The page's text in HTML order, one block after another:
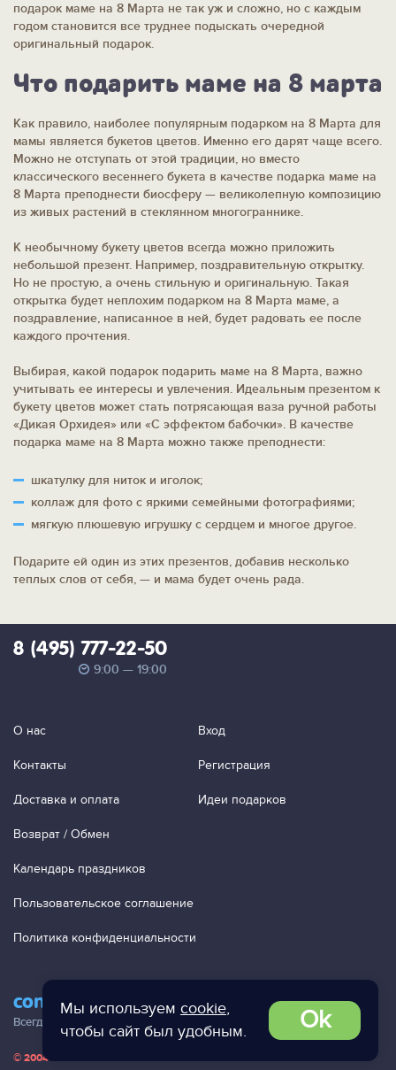
Мы используем cookie,
чтобы сайт был удобным.
Ok
подарок маме на 8 Марта не так уж и сложно, но с каждым
годом становится все труднее подыскать очередной
оригинальный подарок.
Что подарить маме на 8 марта
Как правило, наиболее популярным подарком на 8 Марта для
мамы является букетов цветов. Именно его дарят чаще всего.
Можно не отступать от этой традиции, но вместо
классического весеннего букета в качестве подарка маме на
8 Марта преподнести биосферу — великолепную композицию
из живых растений в стеклянном многограннике.
К необычному букету цветов всегда можно приложить
небольшой презент. Например, поздравительную открытку.
Но не простую, а очень стильную и оригинальную. Такая
открытка будет неплохим подарком на 8 Марта маме, а
поздравление, написанное в ней, будет радовать ее после
каждого прочтения.
Выбирая, какой подарок подарить маме на 8 Марта, важно
учитывать ее интересы и увлечения. Идеальным презентом к
букету цветов может стать потрясающая ваза ручной работы
«Дикая Орхидея» или «С эффектом бабочки». В качестве
подарка маме на 8 Марта можно также преподнести:
шкатулку для ниток и иголок;
коллаж для фото с яркими семейными фотографиями;
мягкую плюшевую игрушку с сердцем и многое другое.
Подарите ей один из этих презентов, добавив несколько
теплых слов от себя, — и мама будет очень рада.
contact@ac-studio.ru
Всегда отвечаем на ваши письма!
8 (495) 777-22-50
9:00 — 19:00
О нас
Контакты
Доставка и оплата
Возврат / Обмен
Календарь праздников
Пользовательское соглашение
Политика конфиденциальности
Вход
Регистрация
Идеи подарков
© 2004 — 2026